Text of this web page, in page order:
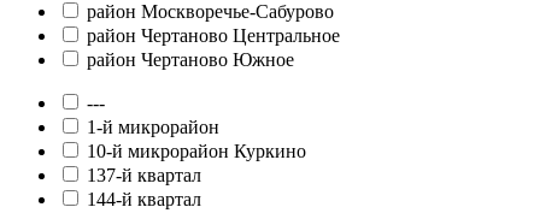
район Москворечье-Сабурово
район Чертаново Центральное
район Чертаново Южное
---
1-й микрорайон
10-й микрорайон Куркино
137-й квартал
144-й квартал